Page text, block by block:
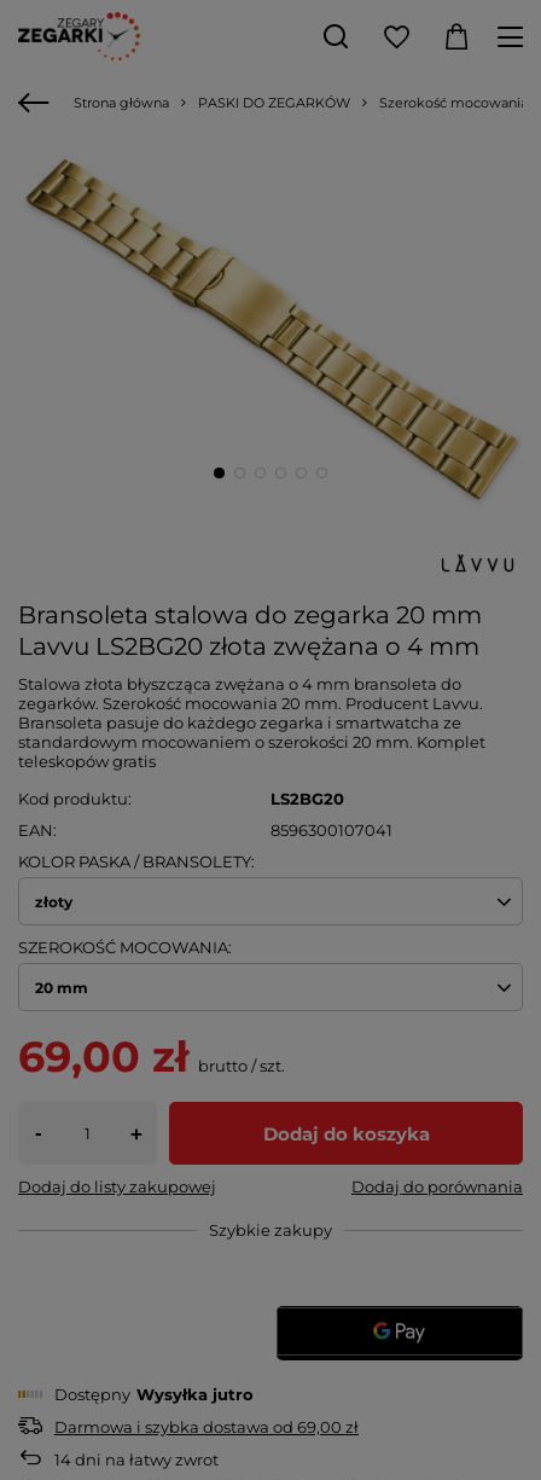
Strona główna PASKI DO ZEGARKÓW Szerokość mocowania
Bransoleta stalowa do zegarka 20 mm
Lavvu LS2BG20 złota zwężana o 4 mm
Stalowa złota błyszcząca zwężana o 4 mm bransoleta do
zegarków. Szerokość mocowania 20 mm. Producent Lavvu.
Bransoleta pasuje do każdego zegarka i smartwatcha ze
standardowym mocowaniem o szerokości 20 mm. Komplet
teleskopów gratis
Kod produktu
LS2BG20
EAN
8596300107041
KOLOR PASKA / BRANSOLETY
złoty
SZEROKOŚĆ MOCOWANIA
20 mm
69,00 zł brutto/szt.
- + Dodaj do koszyka
Dodaj do listy zakupowej Dodaj do porównania
Szybkie zakupy
Dostępny Wysyłka jutro
Darmowa i szybka dostawa od 69,00 zł
14dni na łatwy zwrot